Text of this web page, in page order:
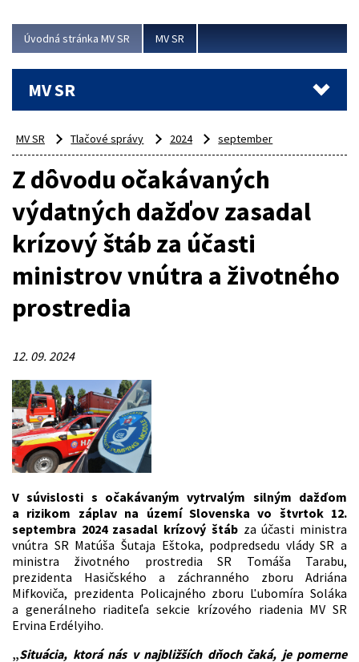
Úvodná stránka MV SR MV SR
MV SR
MV SR Tlačové správy 2024 september
Z dôvodu očakávaných
výdatných dažďov zasadal
krízový štáb za účasti
ministrov vnútra a životného
prostredia
12. 09. 2024
V súvislosti s očakávaným vytrvalým silným dažďom
a rizikom záplav na území Slovenska vo štvrtok 12.
septembra 2024 zasadal krízový štábza účasti ministra
vnútra SR Matúša Šutaja Eštoka, podpredsedu vlády SR a
ministra životného prostredia SR Tomáša Tarabu,
prezidenta Hasičského a záchranného zboru Adriána
Mifkoviča, prezidenta Policajného zboru Ľubomíra Soláka
a generálneho riaditeľa sekcie krízového riadenia MV SR
Ervina Erdélyiho.
„Situácia, ktorá nás v najbližších dňoch čaká, je pomerne